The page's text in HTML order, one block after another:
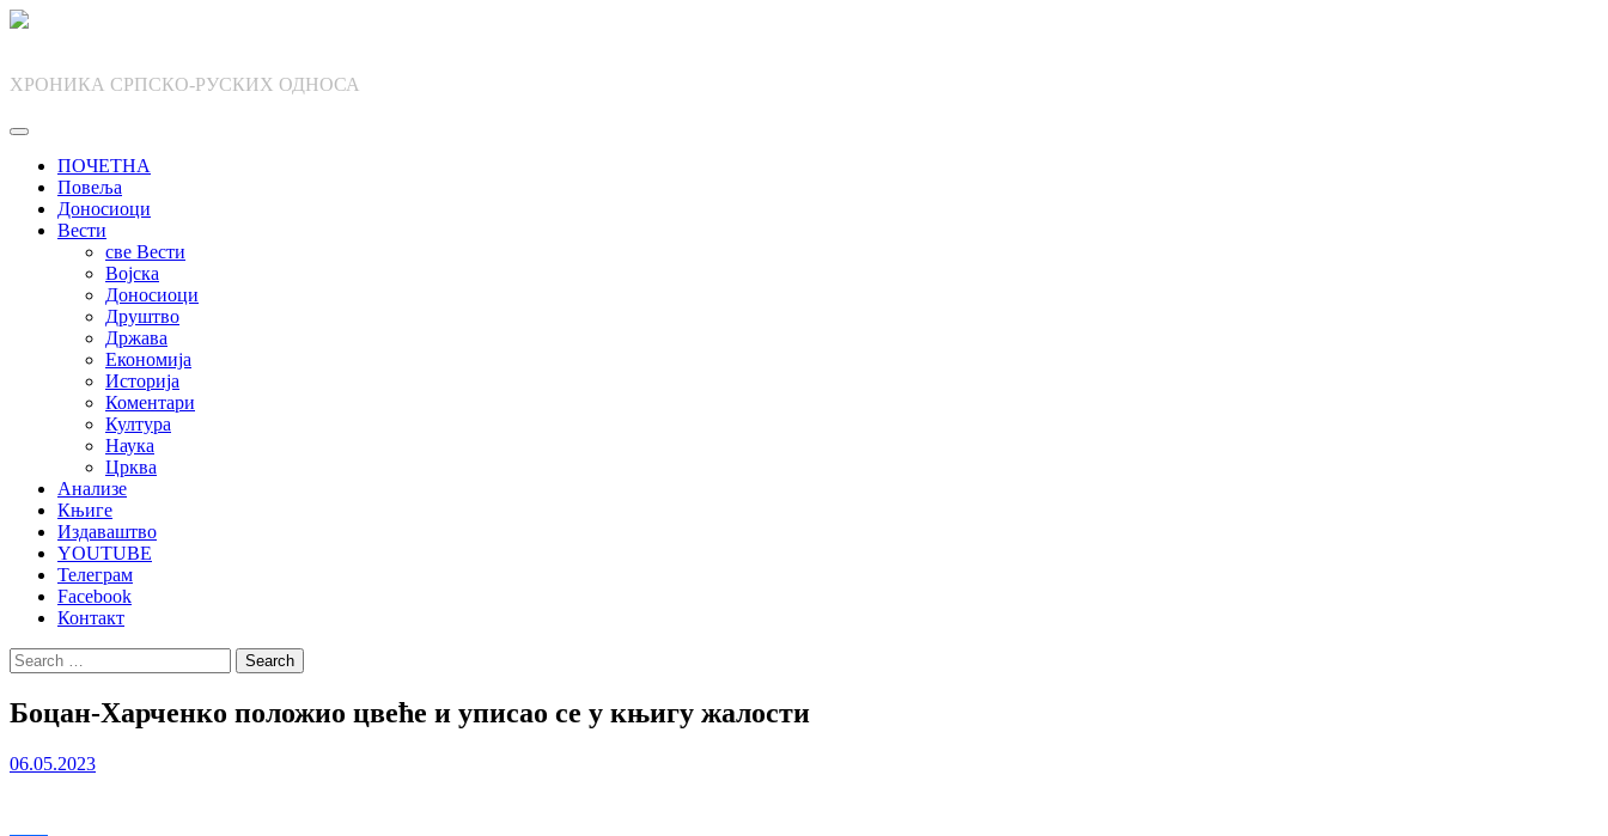
Skip
ХРОНИКА СРПСКО-РУСКИХ ОДНОСА
ПОЧЕТНА
Повеља
Доносиоци
Вести
све Вести
Војска
Доносиоци
Друштво
Држава
Економија
Историја
Коментари
Култура
Наука
Црква
Анализе
Књиге
Издаваштво
YOUTUBE
Телеграм
Facebook
Контакт
Search
for:
Боцан-Харченко положио цвеће и уписао се у књигу жалости
06.05.2023